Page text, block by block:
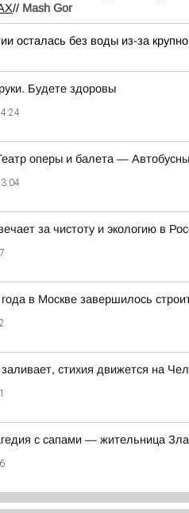
// Mash Gor
осталась без воды из-за
Будете здоровы
оперы и балета —
за чистоту и экологию в
в Москве завершилось
заливает, стихия движется на
с сапами — жительница